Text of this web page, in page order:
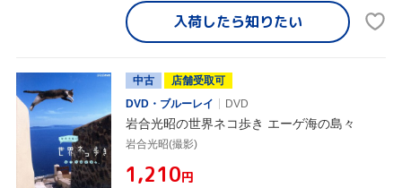
入荷したら知りたい
中古
店舗受取可
DVD・ブルーレイ
DVD
岩合光昭の世界ネコ歩き エーゲ海の島々
岩合光昭(撮影)
¥1,210円